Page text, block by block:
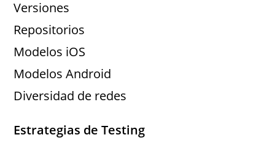
Versiones
Repositorios
Modelos iOS
Modelos Android
Diversidad de redes
Estrategias de Testing